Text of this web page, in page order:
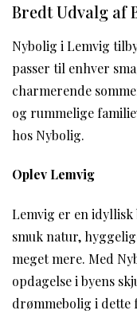
Bredt Udvalg af
Nybolig i Lemvig
passer til enhver
charmerende
og rummelige
hos Nybolig.
Oplev Lemvig
Lemvig er en idyllisk
smuk natur,
meget mere. Med
opdagelse i byens
drømmebolig i dette